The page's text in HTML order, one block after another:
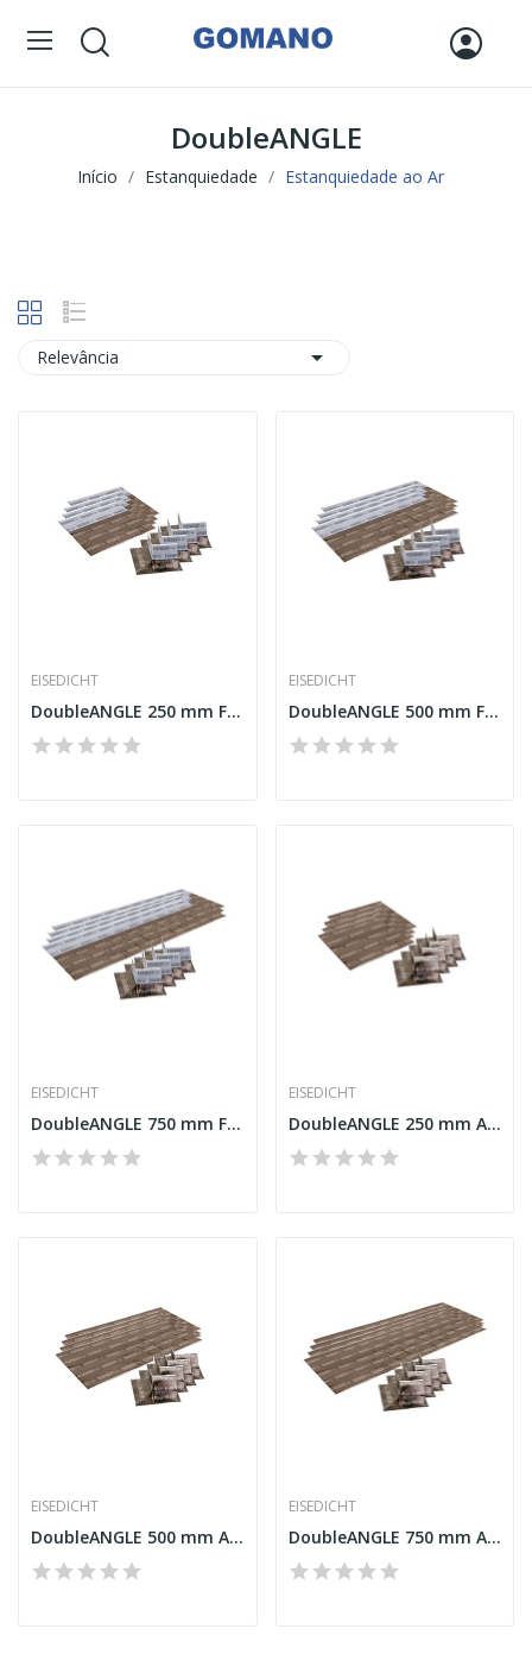
DoubleANGLE
Início Estanquiedade Estanquiedade ao Ar
Relevância 
EISEDICHT
DoubleANGLE 250 mm Fleece-Butyl
EISEDICHT
DoubleANGLE 500 mm Fleece-Butyl
EISEDICHT
DoubleANGLE 750 mm Fleece-Butyl
EISEDICHT
DoubleANGLE 250 mm Alu-Butyl
EISEDICHT
DoubleANGLE 500 mm Alu-Butyl
EISEDICHT
DoubleANGLE 750 mm Alu-Butyl